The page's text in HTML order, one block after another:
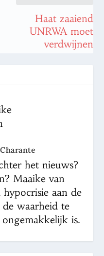
Haat zaaiend
UNRWA moet
verdwijnen
het nieuws?
Maaike van
aan de
waarheid te
is.